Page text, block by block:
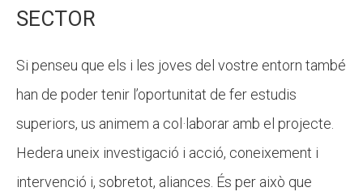
SECTOR
Si penseu que els i les joves del vostre entorn també
han de poder tenir l’oportunitat de fer estudis
superiors, us animem a col·laborar amb el projecte.
Hedera uneix investigació i acció, coneixement i
intervenció i, sobretot, aliances. És per això que